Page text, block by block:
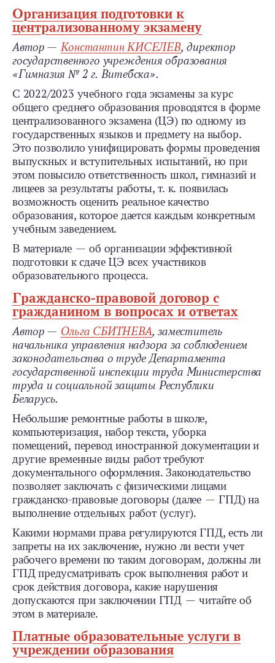
Организация подготовки к
централизованному экзамену
Автор — Константин КИСЕЛЕВ, директор
государственного учреждения образования
«Гимназия № 2 г. Витебска».
С 2022/2023 учебного года экзамены за курс
общего среднего образования проводятся в форме
централизованного экзамена (ЦЭ) по одному из
государственных языков и предмету на выбор.
Это позволило унифицировать формы проведения
выпускных и вступительных испытаний, но при
этом повысило ответственность школ, гимназий и
лицеев за результаты работы, т. к. появилась
возможность оценить реальное качество
образования, которое дается каждым конкретным
учебным заведением.
В материале — об организации эффективной
подготовки к сдаче ЦЭ всех участников
образовательного процесса.
Гражданско-правовой договор с
гражданином в вопросах и ответах
Автор — Ольга СБИТНЕВА, заместитель
начальника управления надзора за соблюдением
законодательства о труде Департамента
государственной инспекции труда Министерства
труда и социальной защиты Республики
Беларусь.
Небольшие ремонтные работы в школе,
компьютеризация, набор текста, уборка
помещений, перевод иностранной документации и
другие временные виды работ требуют
документального оформления. Законодательство
позволяет заключать с физическими лицами
гражданско-правовые договоры (далее — ГПД) на
выполнение отдельных работ (услуг).
Какими нормами права регулируются ГПД, есть ли
запреты на их заключение, нужно ли вести учет
рабочего времени по таким договорам, должны ли
ГПД предусматривать срок выполнения работ и
срок действия договора, какие нарушения
допускаются при заключении ГПД — читайте об
этом в материале.
Платные образовательные услуги в
учреждении образования